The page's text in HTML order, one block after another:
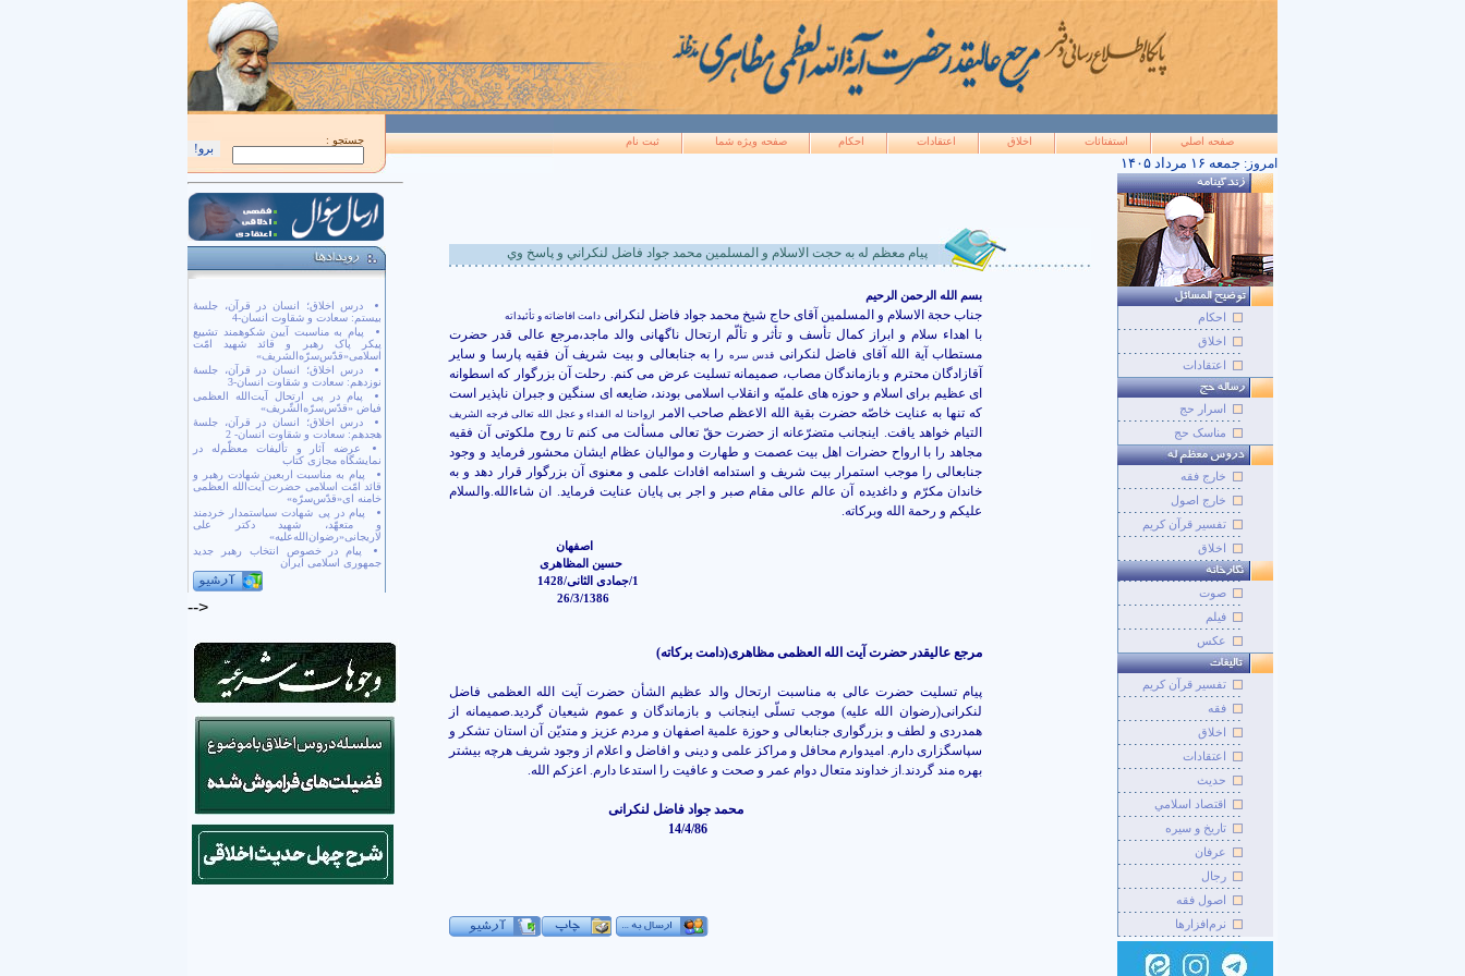
جستجو : صفحه اصلي استفتائات اخلاق اعتقادات احکام صفحه ويژه شما ثبت نام
امروز: ۱۴۰۵ جمعه ۱۶ مرداد
درس اخلاق؛ انسان در قرآن، جلسۀ
بیستم: سعادت و شقاوت انسان-4
پیام به مناسبت آیین شکوهمند تشییع
پیکر پاک رهبر و قائد شهید امّت
اسلامی«قدّس‌سرّه‌الشریف»
درس اخلاق؛ انسان در قرآن، جلسۀ
نوزدهم: سعادت و شقاوت انسان-3
پیام در پی ارتحال آیت‌الله العظمی
فیاض «قدّس‌سرّه‌الشّریف»
درس اخلاق؛ انسان در قرآن، جلسۀ
هجدهم: سعادت و شقاوت انسان- 2
عرضه آثار و تألیفات معظّم‌له در
نمایشگاه مجازی کتاب
پیام به مناسبت اربعین شهادت رهبر و
قائد امّت اسلامی حضرت آیت‌الله العظمی
خامنه ای«قدّس‌سرّه»
پیام در پی شهادت سیاستمدار خردمند
و متعهّد، شهید دکتر علی
لاریجانی«رضوان‌الله‌علیه»
پیام در خصوص انتخاب رهبر جدید
جمهوری اسلامی ایران
-->
پيام معظم له به حجت الاسلام و المسلمين محمد جواد فاضل لنکراني و پاسخ وي
بسم الله الرحمن الرحیم
جناب حجة الاسلام و المسلمین آقای حاج شیخ محمد جواد فاضل لنکرانی دامت افاضاته و تأئیداته
با اهداء سلام و ابراز کمال تأسف و تأثر و تألّم ارتحال ناگهانی والد ماجد،مرجع عالی قدر حضرت
مستطاب آیة الله آقای فاضل لنکرانی قدس سره را به جنابعالی و بیت شریف آن فقیه پارسا و سایر
آقازادگان محترم و بازماندگان مصاب، صمیمانه تسلیت عرض می کنم. رحلت آن بزرگوار که اسطوانه
ای عظیم برای اسلام و حوزه های علمیّه و انقلاب اسلامی بودند، ضایعه ای سنگین و جبران ناپذیر است
که تنها به عنایت خاصّه حضرت بقیة الله الاعظم صاحب الامر
ارواحنا له الفداء و عجل الله تعالی فرجه الشریف
التیام خواهد یافت. اینجانب متضرّعانه از حضرت حقّ تعالی مسألت می کنم تا روح ملکوتی آن فقیه
مجاهد را با ارواح حضرات اهل بیت عصمت و طهارت و موالیان عظام ایشان محشور فرماید و وجود
جنابعالی را موجب استمرار بیت شریف و استدامه افادات علمی و معنوی آن بزرگوار قرار دهد و به
خاندان مکرّم و داغدیده آن عالم عالی مقام صبر و اجر بی پایان عنایت فرماید. ان شاءالله.والسلام
علیکم و رحمة الله وبرکاته.
اصفهان
حسین المظاهری
26/3/1386
مرجع عالیقدر حضرت آیت الله العظمی مظاهری(دامت برکاته)
پیام تسلیت حضرت عالی به مناسبت ارتحال والد عظیم الشأن حضرت آیت الله العظمی فاضل
لنکرانی(رضوان الله علیه) موجب تسلّی اینجانب و بازماندگان و عموم شیعیان گردید.صمیمانه از
همدردی و لطف و بزرگواری جنابعالی و حوزة علمیة اصفهان و مردم عزیز و متدیّن آن استان تشکر و
سپاسگزاری دارم. امیدوارم محافل و مراکز علمی و دینی و افاضل و اعلام از وجود شریف هرچه بیشتر
بهره مند گردند.از خداوند متعال دوام عمر و صحت و عافیت را استدعا دارم. اعزکم الله.
محمد جواد فاضل لنکرانی
14/4/86
احکام
اخلاق
اعتقادات
اسرار حج
مناسک حج
خارج فقه
خارج اصول
تفسیر قرآن کریم
اخلاق
صوت
فيلم
عکس
تفسير قرآن کريم
فقه
اخلاق
اعتقادات
حديث
اقتصاد اسلامي
تاريخ و سيره
عرفان
رجال
اصول فقه
نرم‌افزارها